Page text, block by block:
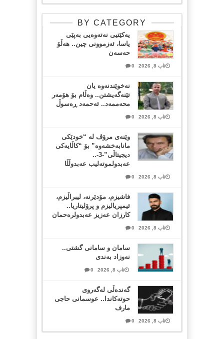
BY CATEGORY
یەکێتیی نەتەوەیی بەپێی
یاسا، ئەزموونی چین.. هەڵۆ
حەسەن
ئاب 8, 2026 0
نەخوێندنەوە یان
تێنەگەیشتن.. وەڵام بۆ هۆمەر
محەممەد.. ئەحمەد ڕەسوڵ
ئاب 8, 2026 0
وێنەی مرۆڤ لە “خودێکی
مانابەخشەوە” بۆ “کاڵایەکی
دیجیتاڵی”-3-..
عەبدولموتەلیب عەبدوڵڵا
ئاب 8, 2026 0
فاشیزم، مۆدێرنە، لیبراڵیزم،
ئیمپریالیزم و پرۆلیتاریا..
کارزان عەزیز عەبدولرەحمان
ئاب 8, 2026 0
سامان و سامانی گشتی..
نەوزاد بەندی
ئاب 8, 2026 0
گەندەڵی لەگەروی
حوتەکاندا.. عوسمانی حاجی
مارف
ئاب 8, 2026 0